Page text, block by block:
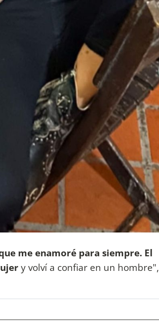
me enamoré para siempre. El
y volví a confiar en un hombre",